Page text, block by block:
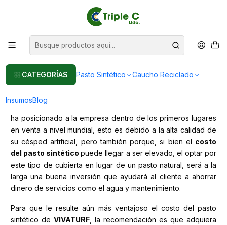
CATEGORÍAS Pasto Sintético Caucho Reciclado
InsumosBlog
Pasto sintético Para Jardín
VIVATURF y su pasto sintético por m2
La popularidad creciente del pasto sintético de
ha posicionado a la empresa dentro de los primeros lugares
en venta a nivel mundial, esto es debido a la alta calidad de
su césped artificial, pero también porque, si bien el costo
del pasto sintéticopuede llegar a ser elevado, el optar por
este tipo de cubierta en lugar de un pasto natural, será a la
larga una buena inversión que ayudará al cliente a ahorrar
dinero de servicios como el agua y mantenimiento.
Para que le resulte aún más ventajoso el costo del pasto
sintético de VIVATURF , la recomendación es que adquiera